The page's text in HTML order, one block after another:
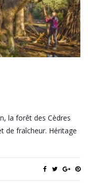
la forêt des Cèdres
de fraîcheur. Héritage